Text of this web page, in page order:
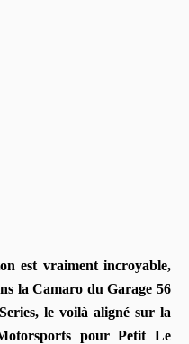
est vraiment incroyable,
la Camaro du Garage 56
le voilà aligné sur la
pour Petit Le